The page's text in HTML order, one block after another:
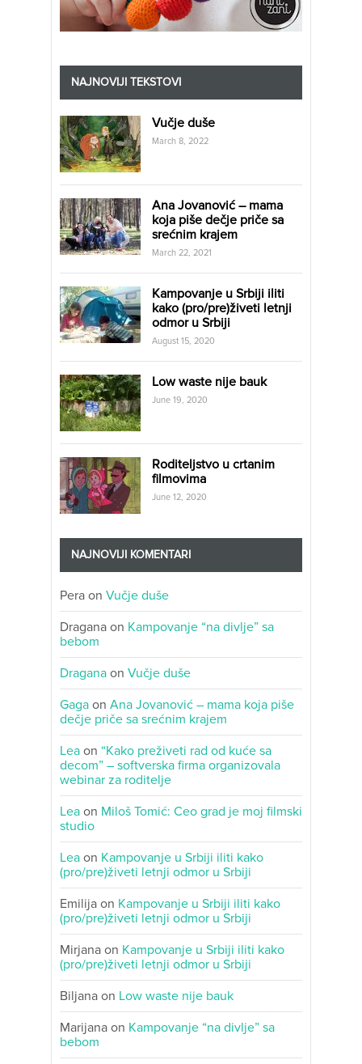
NAJNOVIJI TEKSTOVI
Vučje duše
March 8, 2022
Ana Jovanović – mama
koja piše dečje priče sa
srećnim krajem
March 22, 2021
Kampovanje u Srbiji iliti
kako (pro/pre)živeti letnji
odmor u Srbiji
August 15, 2020
Low waste nije bauk
June 19, 2020
Roditeljstvo u crtanim
filmovima
June 12, 2020
NAJNOVIJI KOMENTARI
Pera on Vučje duše
Dragana on Kampovanje “na divlje” sa
bebom
Dragana on Vučje duše
Gaga on Ana Jovanović – mama koja piše
dečje priče sa srećnim krajem
Lea on “Kako preživeti rad od kuće sa
decom” – softverska firma organizovala
webinar za roditelje
Lea on Miloš Tomić: Ceo grad je moj filmski
studio
Lea on Kampovanje u Srbiji iliti kako
(pro/pre)živeti letnji odmor u Srbiji
Emilija on Kampovanje u Srbiji iliti kako
(pro/pre)živeti letnji odmor u Srbiji
Mirjana on Kampovanje u Srbiji iliti kako
(pro/pre)živeti letnji odmor u Srbiji
Biljana on Low waste nije bauk
Marijana on Kampovanje “na divlje” sa
bebom